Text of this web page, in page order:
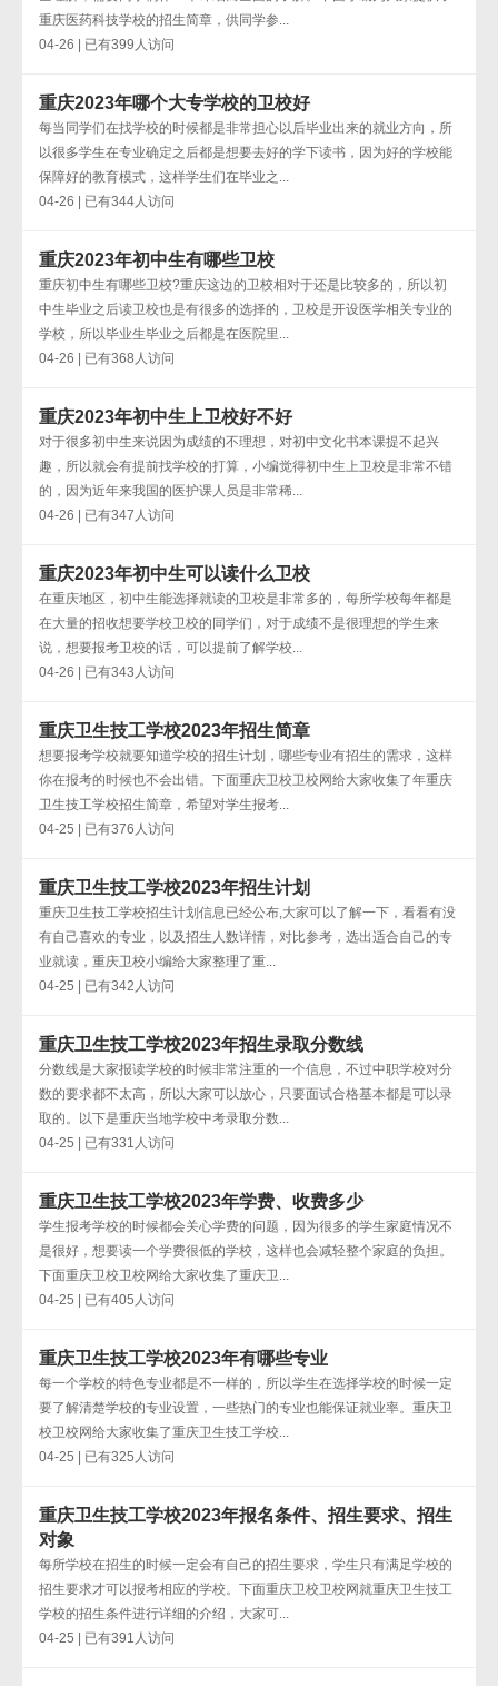
重庆医药科技学校的招生简章，供同学参...
04-26 | 已有399人访问
重庆2023年哪个大专学校的卫校好
每当同学们在找学校的时候都是非常担心以后毕业出来的就业方向，所
以很多学生在专业确定之后都是想要去好的学下读书，因为好的学校能
保障好的教育模式，这样学生们在毕业之...
04-26 | 已有344人访问
重庆2023年初中生有哪些卫校
重庆初中生有哪些卫校?重庆这边的卫校相对于还是比较多的，所以初
中生毕业之后读卫校也是有很多的选择的，卫校是开设医学相关专业的
学校，所以毕业生毕业之后都是在医院里...
04-26 | 已有368人访问
重庆2023年初中生上卫校好不好
对于很多初中生来说因为成绩的不理想，对初中文化书本课提不起兴
趣，所以就会有提前找学校的打算，小编觉得初中生上卫校是非常不错
的，因为近年来我国的医护课人员是非常稀...
04-26 | 已有347人访问
重庆2023年初中生可以读什么卫校
在重庆地区，初中生能选择就读的卫校是非常多的，每所学校每年都是
在大量的招收想要学校卫校的同学们，对于成绩不是很理想的学生来
说，想要报考卫校的话，可以提前了解学校...
04-26 | 已有343人访问
重庆卫生技工学校2023年招生简章
想要报考学校就要知道学校的招生计划，哪些专业有招生的需求，这样
你在报考的时候也不会出错。下面重庆卫校卫校网给大家收集了年重庆
卫生技工学校招生简章，希望对学生报考...
04-25 | 已有376人访问
重庆卫生技工学校2023年招生计划
重庆卫生技工学校招生计划信息已经公布,大家可以了解一下，看看有没
有自己喜欢的专业，以及招生人数详情，对比参考，选出适合自己的专
业就读，重庆卫校小编给大家整理了重...
04-25 | 已有342人访问
重庆卫生技工学校2023年招生录取分数线
分数线是大家报读学校的时候非常注重的一个信息，不过中职学校对分
数的要求都不太高，所以大家可以放心，只要面试合格基本都是可以录
取的。以下是重庆当地学校中考录取分数...
04-25 | 已有331人访问
重庆卫生技工学校2023年学费、收费多少
学生报考学校的时候都会关心学费的问题，因为很多的学生家庭情况不
是很好，想要读一个学费很低的学校，这样也会减轻整个家庭的负担。
下面重庆卫校卫校网给大家收集了重庆卫...
04-25 | 已有405人访问
重庆卫生技工学校2023年有哪些专业
每一个学校的特色专业都是不一样的，所以学生在选择学校的时候一定
要了解清楚学校的专业设置，一些热门的专业也能保证就业率。重庆卫
校卫校网给大家收集了重庆卫生技工学校...
04-25 | 已有325人访问
重庆卫生技工学校2023年报名条件、招生要求、招生
对象
每所学校在招生的时候一定会有自己的招生要求，学生只有满足学校的
招生要求才可以报考相应的学校。下面重庆卫校卫校网就重庆卫生技工
学校的招生条件进行详细的介绍，大家可...
04-25 | 已有391人访问